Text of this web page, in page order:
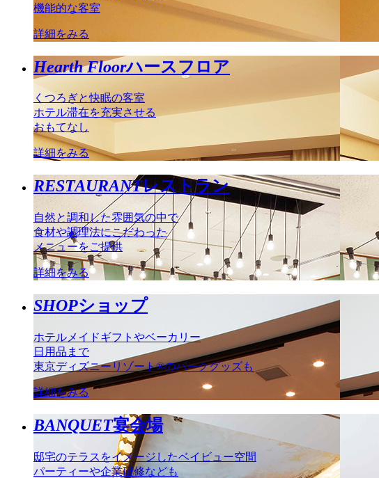
機能的な客室
詳細をみる
Hearth Floorハースフロア
くつろぎと快眠の客室
ホテル滞在を充実させる
おもてなし
詳細をみる
RESTAURANTレストラン
自然と調和した雰囲気の中で
食材や調理法にこだわった
メニューをご提供
詳細をみる
SHOPショップ
ホテルメイドギフトやベーカリー
日用品まで
東京ディズニーリゾート®のパークグッズも
詳細をみる
BANQUET宴会場
邸宅のテラスをイメージしたベイビュー空間
パーティーや企業研修なども